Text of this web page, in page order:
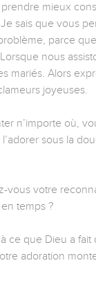
mieux
sais que vous
parce
nous
mariés. Alors
joyeuses.
n’importe où,
sous la
votre
temps ?
ce que Dieu a
adoration